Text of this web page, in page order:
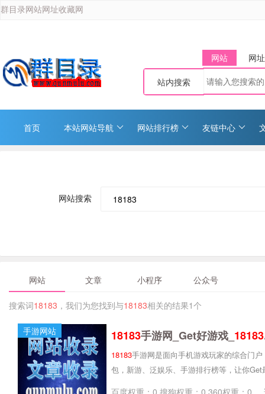
群目录网站网址收藏网
网站 网址
站内搜索
首页 本站网站导航 网站排行榜 友链中心
网站搜索
网站 文章 小程序 公众号
搜索词18183 ，我们为您找到与18183相关的结果1个
手游网站 18183手游网_Get好游戏_ 18183
18183手游网是面向手机游戏玩家的综合门
包，新游、泛娱乐、手游排行榜等，让你
百度权重：0 搜狗权重：0 360权重：0